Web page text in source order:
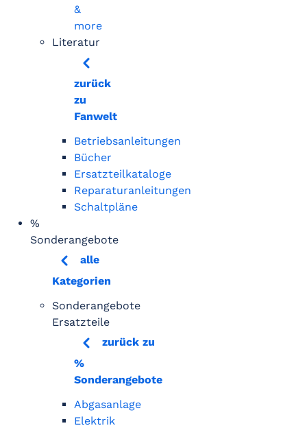
&
more
Literatur
zurück
zu
Fanwelt
Betriebsanleitungen
Bücher
Ersatzteilkataloge
Reparaturanleitungen
Schaltpläne
%
Sonderangebote
alle
Kategorien
Sonderangebote
Ersatzteile
zurück zu
%
Sonderangebote
Abgasanlage
Elektrik